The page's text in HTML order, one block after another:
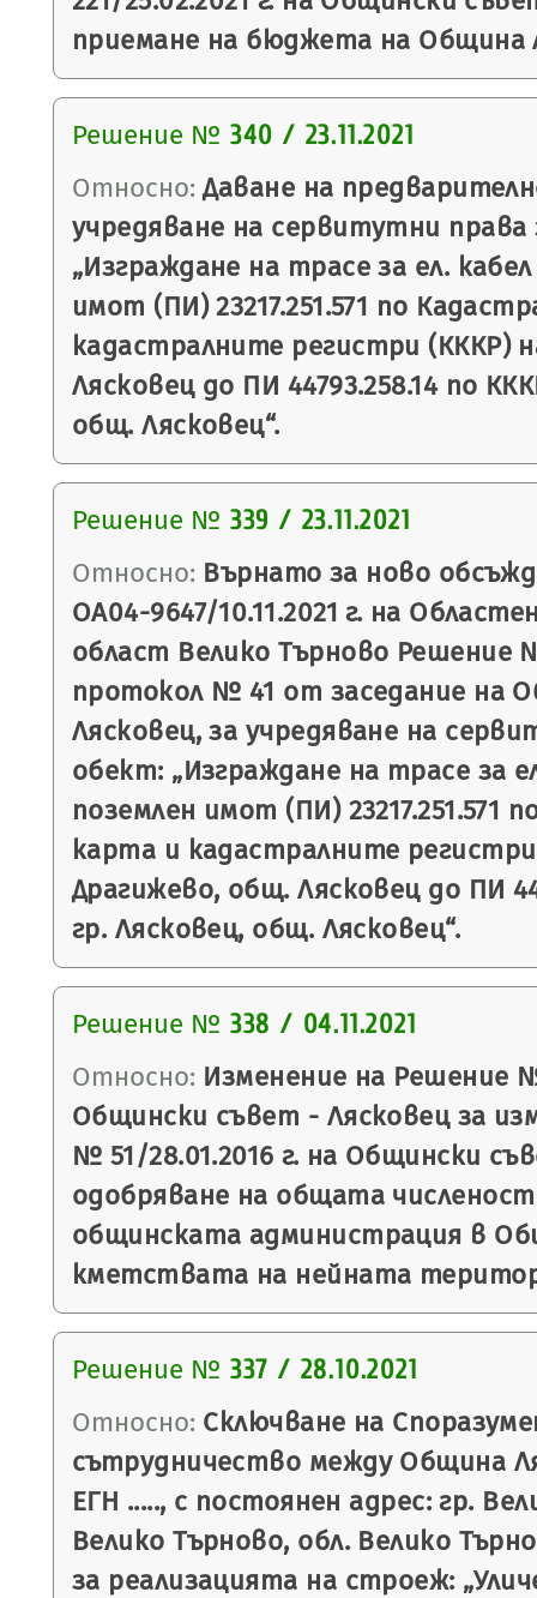
приемане на бюджета на Община
Решение № 340 / 23.11.2021
Относно: Даване на
учредяване на сервитутни права
„Изграждане на трасе за ел.
имот (ПИ) 23217.251.571 по
кадастралните регистри (КККР)
Лясковец до ПИ 44793.258.14 по
общ. Лясковец“.
Решение № 339 / 23.11.2021
Относно: Върнато за ново
ОА04-9647/10.11.2021 г. на
област Велико Търново Решение
протокол № 41 от заседание на
Лясковец, за учредяване на
обект: „Изграждане на трасе за
поземлен имот (ПИ) 23217.251.571
карта и кадастралните
Драгижево, общ. Лясковец до ПИ
гр. Лясковец, общ. Лясковец“.
Решение № 338 / 04.11.2021
Относно: Изменение на Решение №
Общински съвет - Лясковец за
№ 51/28.01.2016 г. на Общински
одобряване на общата
общинската администрация в
кметствата на нейната
Решение № 337 / 28.10.2021
Относно: Сключване на
сътрудничество между Община
ЕГН ....., с постоянен адрес: гр.
Велико Търново, обл. Велико
за реализацията на строеж: